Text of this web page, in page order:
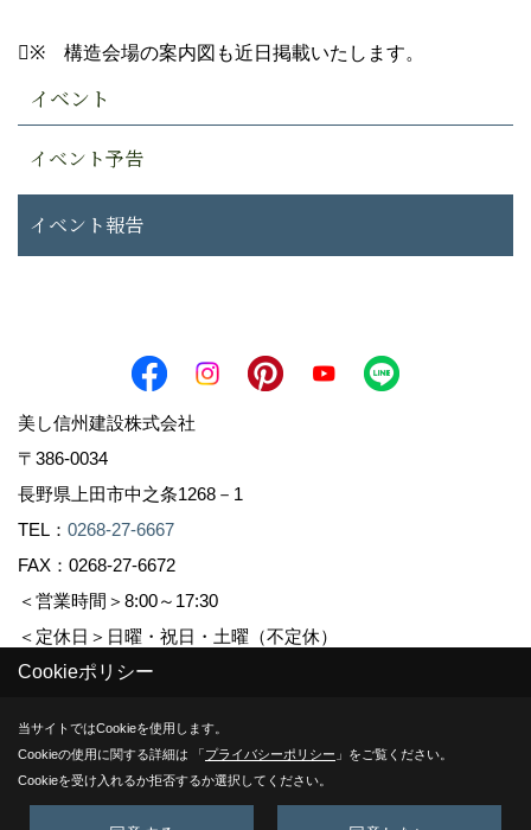
※ 構造会場の案内図も近日掲載いたします。
イベント
イベント予告
イベント報告
美し信州建設株式会社
〒386-0034
長野県上田市中之条1268－1
TEL： 0268-27-6667
FAX：0268-27-6672
＜営業時間＞8:00～17:30
＜定休日＞日曜・祝日・土曜（不定休）
Copyright (c) Sinshuu. All Rights Reserved.
Produced byゴデスクリエイト
Cookieポリシー
当サイトではCookieを使用します。
Cookieの使用に関する詳細は 「プライバシーポリシー 」をご覧ください。
Cookieを受け入れるか拒否するか選択してください。